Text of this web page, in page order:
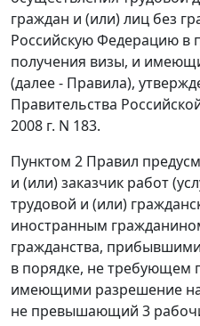
граждан и (или) лиц без
Российскую Федерацию в
получения визы, и
(далее - Правила),
Правительства
2008 г. N 183.
Пунктом 2 Правил
и (или) заказчик работ
трудовой и (или)
иностранным
гражданства,
в порядке, не требующем
имеющими разрешение на
не превышающий 3